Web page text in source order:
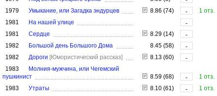
1979
Умыкание, или Загадка эндурцев 8.86 (74) -
1 отз.
1981
На нашей улице
-
1981
Сердце 8.29 (14)
-
1982
Большой день Большого Дома 8.45 (58)
-
1982
Дороги [Юмористический рассказ] 8.13 (60)
-
1983
Молния-мужчина, или Чегемский
пушкинист
8.59 (68) -
1 отз.
1983
Утраты 8.10 (61) -
1 отз.